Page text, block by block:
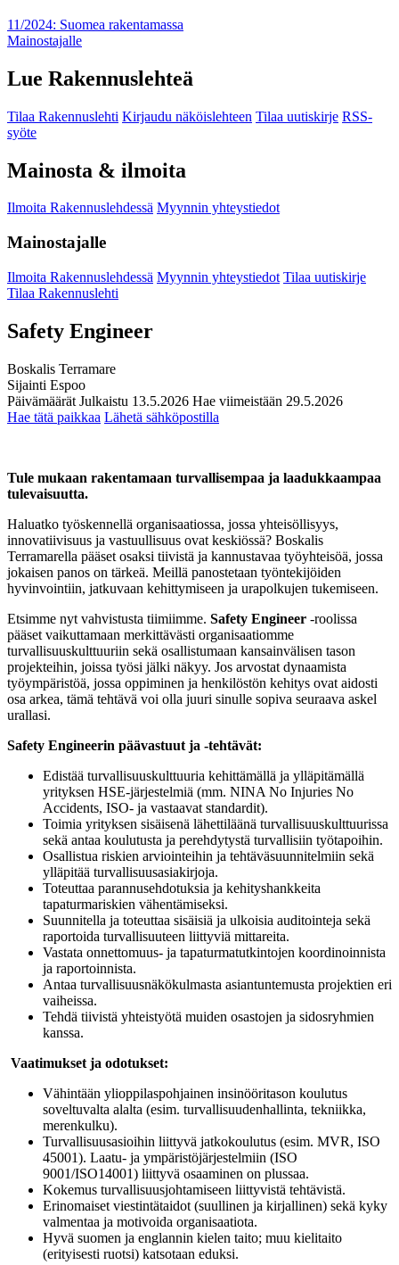
11/2024: Suomea rakentamassa
Mainostajalle
Lue Rakennuslehteä
Tilaa Rakennuslehti Kirjaudu näköislehteen Tilaa uutiskirje RSS-
syöte
Mainosta & ilmoita
Ilmoita Rakennuslehdessä Myynnin yhteystiedot
Mainostajalle
Ilmoita Rakennuslehdessä Myynnin yhteystiedot Tilaa uutiskirje
Tilaa Rakennuslehti
Safety Engineer
Boskalis Terramare
Sijainti Espoo
Päivämäärät Julkaistu 13.5.2026 Hae viimeistään 29.5.2026
Hae tätä paikkaa Lähetä sähköpostilla
Tule mukaan rakentamaan turvallisempaa ja laadukkaampaa
tulevaisuutta.
Haluatko työskennellä organisaatiossa, jossa yhteisöllisyys,
innovatiivisuus ja vastuullisuus ovat keskiössä? Boskalis
Terramarella pääset osaksi tiivistä ja kannustavaa työyhteisöä, jossa
jokaisen panos on tärkeä. Meillä panostetaan työntekijöiden
hyvinvointiin, jatkuvaan kehittymiseen ja urapolkujen tukemiseen.
Etsimme nyt vahvistusta tiimiimme. Safety Engineer -roolissa
pääset vaikuttamaan merkittävästi organisaatiomme
turvallisuuskulttuuriin sekä osallistumaan kansainvälisen tason
projekteihin, joissa työsi jälki näkyy. Jos arvostat dynaamista
työympäristöä, jossa oppiminen ja henkilöstön kehitys ovat aidosti
osa arkea, tämä tehtävä voi olla juuri sinulle sopiva seuraava askel
urallasi.
Safety Engineerin päävastuut ja -tehtävät:
Edistää turvallisuuskulttuuria kehittämällä ja ylläpitämällä
yrityksen HSE-järjestelmiä (mm. NINA No Injuries No
Accidents, ISO- ja vastaavat standardit).
Toimia yrityksen sisäisenä lähettiläänä turvallisuuskulttuurissa
sekä antaa koulutusta ja perehdytystä turvallisiin työtapoihin.
Osallistua riskien arviointeihin ja tehtäväsuunnitelmiin sekä
ylläpitää turvallisuusasiakirjoja.
Toteuttaa parannusehdotuksia ja kehityshankkeita
tapaturmariskien vähentämiseksi.
Suunnitella ja toteuttaa sisäisiä ja ulkoisia auditointeja sekä
raportoida turvallisuuteen liittyviä mittareita.
Vastata onnettomuus- ja tapaturmatutkintojen koordinoinnista
ja raportoinnista.
Antaa turvallisuusnäkökulmasta asiantuntemusta projektien eri
vaiheissa.
Tehdä tiivistä yhteistyötä muiden osastojen ja sidosryhmien
kanssa.
Vaatimukset ja odotukset:
Vähintään ylioppilaspohjainen insinööritason koulutus
soveltuvalta alalta (esim. turvallisuudenhallinta, tekniikka,
merenkulku).
Turvallisuusasioihin liittyvä jatkokoulutus (esim. MVR, ISO
45001). Laatu- ja ympäristöjärjestelmiin (ISO
9001/ISO14001) liittyvä osaaminen on plussaa.
Kokemus turvallisuusjohtamiseen liittyvistä tehtävistä.
Erinomaiset viestintätaidot (suullinen ja kirjallinen) sekä kyky
valmentaa ja motivoida organisaatiota.
Hyvä suomen ja englannin kielen taito; muu kielitaito
(erityisesti ruotsi) katsotaan eduksi.